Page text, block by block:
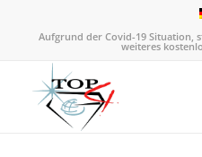
Aufgrund der Covid-19 Situation,
weiteres